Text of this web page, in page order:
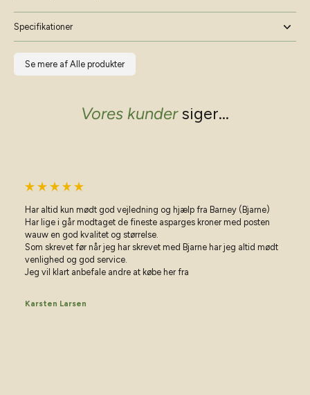
Specifikationer
Se mere af Alle produkter
Vores kundersiger...
Har altid kun mødt god vejledning og hjælp fra Barney (Bjarne)
Har lige i går modtaget de fineste asparges kroner med posten
wauw en god kvalitet og størrelse.
Som skrevet før når jeg har skrevet med Bjarne har jeg altid mødt
venlighed og god service.
Jeg vil klart anbefale andre at købe her fra
Karsten Larsen
Vil du have gode råd til haven?
Vær på forkant med min havekalender 2026